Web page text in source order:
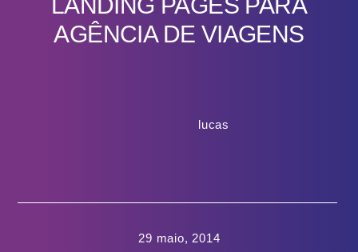
AGÊNCIA DE VIAGENS
lucas
29 maio, 2014